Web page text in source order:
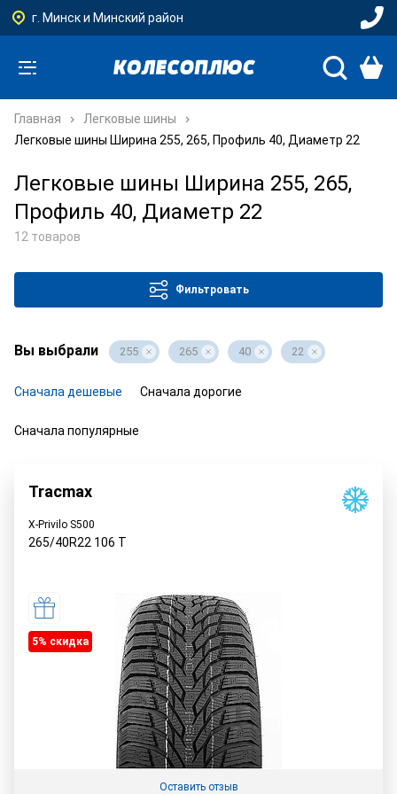
г. Минск и Минский район
Главная
Легковые шины
Легковые шины Ширина 255, 265, Профиль 40, Диаметр 22
Легковые шины Ширина 255, 265,
Профиль 40, Диаметр 22
12 товаров
Фильтровать
Вы выбрали 255 265 40 22
Сначала дешевые Сначала дорогие
Сначала популярные
Tracmax
X-Privilo S500
265/40R22 106 T
5% cкидка
Оставить отзыв